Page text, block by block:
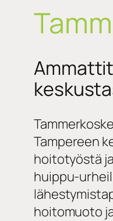
Tampereen
hoitotyöstä
huippu-
hoitomuoto